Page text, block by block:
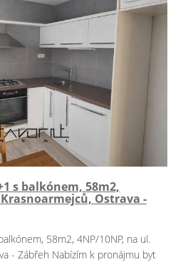
s balkónem, 58m2,
Ostrava -
58m2, 4NP/10NP, na ul.
- Zábřeh Nabízím k pronájmu byt